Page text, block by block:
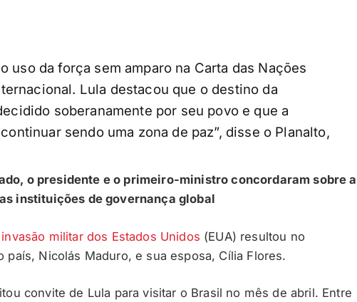
uso da força sem amparo na Carta das Nações
Lula destacou que o destino da
soberanamente por seu povo e que a
sendo uma zona de paz”, disse o Planalto,
o presidente e o primeiro-ministro concordaram sobre a
instituições de governança global
invasão militar dos Estados Unidos (EUA) resultou no
país, Nicolás Maduro, e sua esposa, Cília Flores.
convite de Lula para visitar o Brasil no mês de abril. Entre